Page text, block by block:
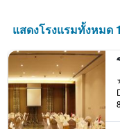
แสดงโรงแรมทั้งหมด